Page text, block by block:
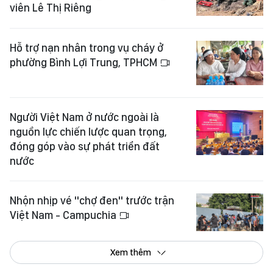
viên Lê Thị Riêng
Hỗ trợ nạn nhân trong vụ cháy ở
phường Bình Lợi Trung, TPHCM
Người Việt Nam ở nước ngoài là
nguồn lực chiến lược quan trọng,
đóng góp vào sự phát triển đất
nước
Nhộn nhịp vé "chợ đen" trước trận
Việt Nam - Campuchia
Xem thêm